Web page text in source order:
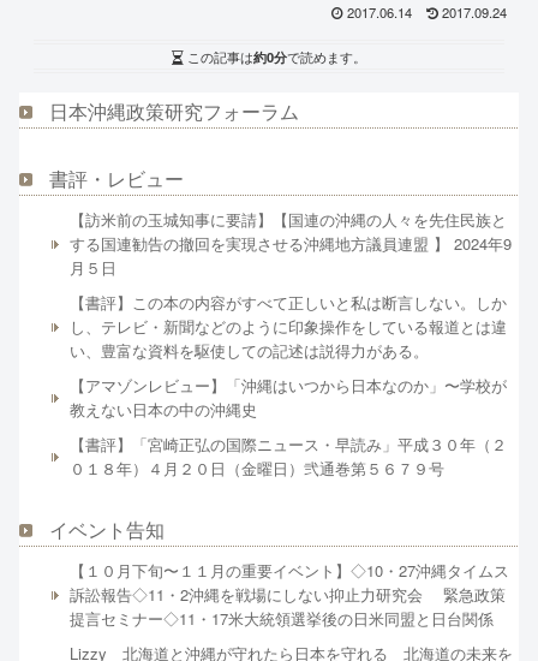
2017.06.14 2017.09.24
この記事は約0分で読めます。
日本沖縄政策研究フォーラム
書評・レビュー
【訪米前の玉城知事に要請】【国連の沖縄の人々を先住民族と
する国連勧告の撤回を実現させる沖縄地方議員連盟 】 2024年9
月５日
【書評】この本の内容がすべて正しいと私は断言しない。しか
し、テレビ・新聞などのように印象操作をしている報道とは違
い、豊富な資料を駆使しての記述は説得力がある。
【アマゾンレビュー】「沖縄はいつから日本なのか」〜学校が
教えない日本の中の沖縄史
【書評】「宮崎正弘の国際ニュース・早読み」平成３０年（２
０１８年）４月２０日（金曜日）弐通巻第５６７９号
イベント告知
【１０月下旬〜１１月の重要イベント】◇10・27沖縄タイムス
訴訟報告◇11・2沖縄を戦場にしない抑止力研究会 緊急政策
提言セミナー◇11・17米大統領選挙後の日米同盟と日台関係
Lizzy 北海道と沖縄が守れたら日本を守れる 北海道の未来を